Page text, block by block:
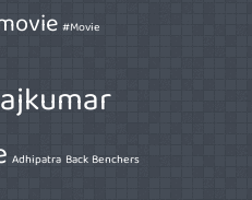
#Movie
Adhipatra Back Benchers